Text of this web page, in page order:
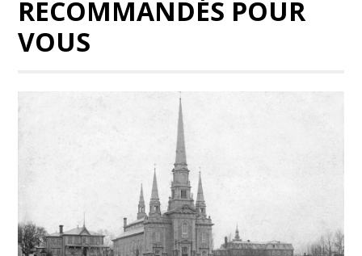
RECOMMANDÉS POUR
VOUS